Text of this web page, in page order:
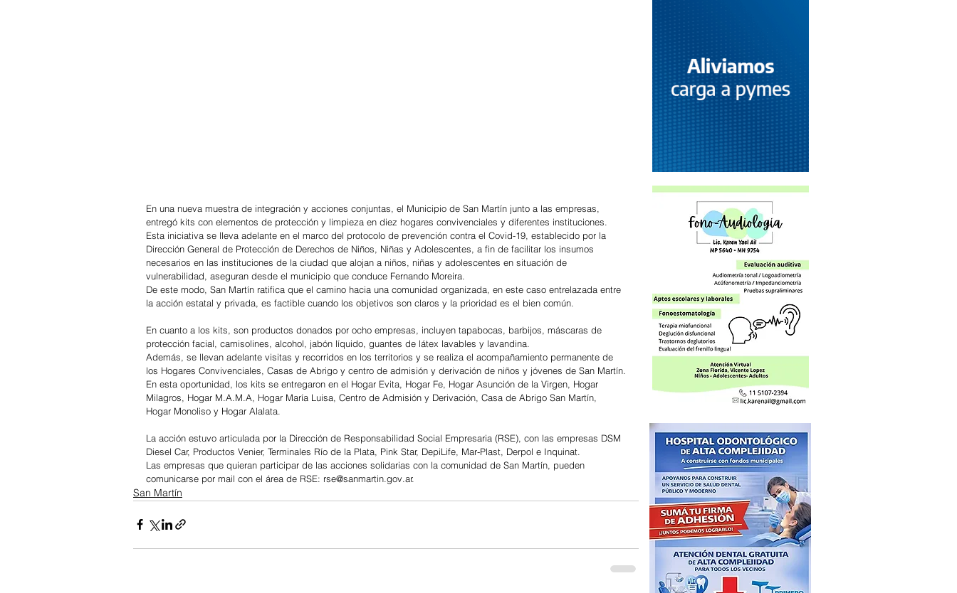
En una nueva muestra de integración y acciones conjuntas, el Municipio de San Martín junto a las empresas,
entregó kits con elementos de protección y limpieza en diez hogares convivenciales y diferentes instituciones.
Esta iniciativa se lleva adelante en el marco del protocolo de prevención contra el Covid-19, establecido por la
Dirección General de Protección de Derechos de Niños, Niñas y Adolescentes, a fin de facilitar los insumos
necesarios en las instituciones de la ciudad que alojan a niños, niñas y adolescentes en situación de
vulnerabilidad, aseguran desde el municipio que conduce Fernando Moreira.
De este modo, San Martín ratifica que el camino hacia una comunidad organizada, en este caso entrelazada entre
la acción estatal y privada, es factible cuando los objetivos son claros y la prioridad es el bien común.
En cuanto a los kits, son productos donados por ocho empresas, incluyen tapabocas, barbijos, máscaras de
protección facial, camisolines, alcohol, jabón líquido, guantes de látex lavables y lavandina.
Además, se llevan adelante visitas y recorridos en los territorios y se realiza el acompañamiento permanente de
los Hogares Convivenciales, Casas de Abrigo y centro de admisión y derivación de niños y jóvenes de San Martín.
En esta oportunidad, los kits se entregaron en el Hogar Evita, Hogar Fe, Hogar Asunción de la Virgen, Hogar
Milagros, Hogar M.A.M.A, Hogar María Luisa, Centro de Admisión y Derivación, Casa de Abrigo San Martín,
Hogar Monoliso y Hogar Alalata.
La acción estuvo articulada por la Dirección de Responsabilidad Social Empresaria (RSE), con las empresas DSM
Diesel Car, Productos Venier, Terminales Río de la Plata, Pink Star, DepiLife, Mar-Plast, Derpol e Inquinat.
Las empresas que quieran participar de las acciones solidarias con la comunidad de San Martín, pueden
comunicarse por mail con el área de RSE: rse@sanmartin.gov.ar.
San Martín